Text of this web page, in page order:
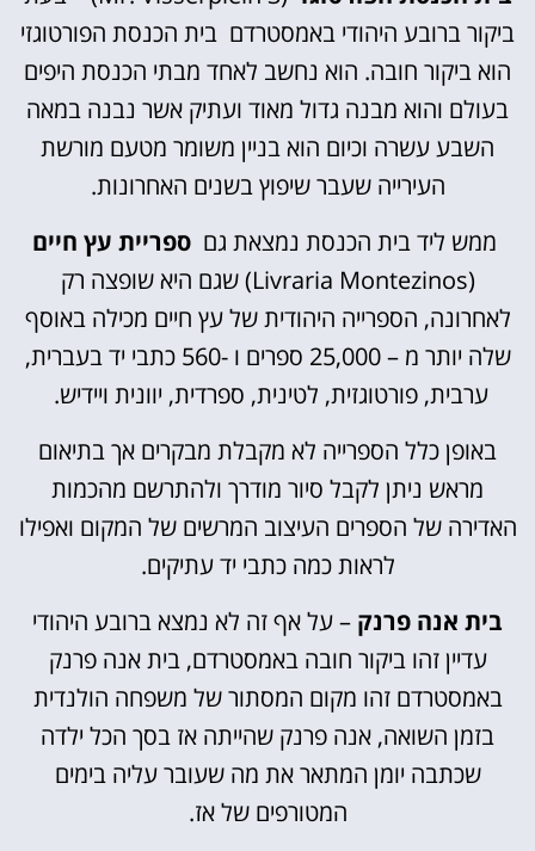
ביקור ברובע היהודי באמסטרדם בית הכנסת הפורטוגזי
הוא ביקור חובה. הוא נחשב לאחד מבתי הכנסת היפים
בעולם והוא מבנה גדול מאוד ועתיק אשר נבנה במאה
השבע עשרה וכיום הוא בניין משומר מטעם מורשת
העירייה שעבר שיפוץ בשנים האחרונות.
ממש ליד בית הכנסת נמצאת גם ספריית עץ חיים
(Livraria Montezinos) שגם היא שופצה רק
לאחרונה, הספרייה היהודית של עץ חיים מכילה באוסף
שלה יותר מ – 25,000 ספרים ו -560 כתבי יד בעברית,
ערבית, פורטוגזית, לטינית, ספרדית, יוונית ויידיש.
באופן כלל הספרייה לא מקבלת מבקרים אך בתיאום
מראש ניתן לקבל סיור מודרך ולהתרשם מהכמות
האדירה של הספרים העיצוב המרשים של המקום ואפילו
לראות כמה כתבי יד עתיקים.
בית אנה פרנק – על אף זה לא נמצא ברובע היהודי
עדיין זהו ביקור חובה באמסטרדם, בית אנה פרנק
באמסטרדם זהו מקום המסתור של משפחה הולנדית
בזמן השואה, אנה פרנק שהייתה אז בסך הכל ילדה
שכתבה יומן המתאר את מה שעובר עליה בימים
המטורפים של אז.